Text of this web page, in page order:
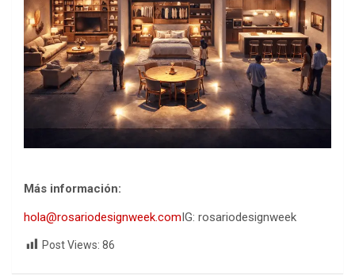
Más información:
hola@rosariodesignweek.comIG: rosariodesignweek
Post Views: 86